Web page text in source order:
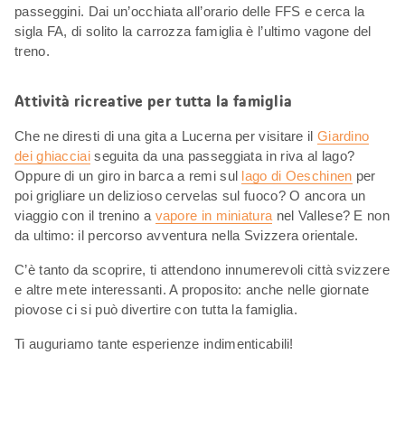
passeggini. Dai un’occhiata all’orario delle FFS e cerca la
sigla FA, di solito la carrozza famiglia è l’ultimo vagone del
treno.
Attività ricreative per tutta la famiglia
Che ne diresti di una gita a Lucerna per visitare il Giardino
dei ghiacciaiseguita da una passeggiata in riva al lago?
Oppure di un giro in barca a remi sul lago di Oeschinen per
poi grigliare un delizioso cervelas sul fuoco? O ancora un
viaggio con il trenino a vapore in miniatura nel Vallese? E non
da ultimo: il percorso avventura nella Svizzera orientale.
C’è tanto da scoprire, ti attendono innumerevoli città svizzere
e altre mete interessanti. A proposito: anche nelle giornate
piovose ci si può divertire con tutta la famiglia.
Ti auguriamo tante esperienze indimenticabili!